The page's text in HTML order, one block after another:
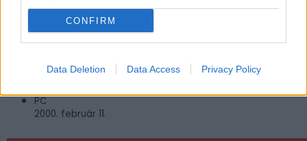
CONFIRM
Data Deletion Data Access Privacy Policy
Electronic Arts
Fejlesztő:
MEGJELENÉS
PC
2000. február 11.